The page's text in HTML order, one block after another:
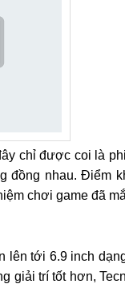
chỉ được coi là
đồng nhau. Điểm
chơi game đã
tới 6.9 inch
giải trí tốt hơn,